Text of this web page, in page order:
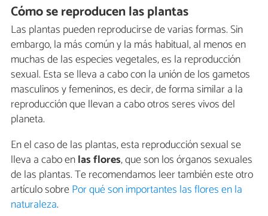
Cómo se reproducen las plantas
Las plantas pueden reproducirse de varias formas. Sin
embargo, la más común y la más habitual, al menos en
muchas de las especies vegetales, es la reproducción
sexual. Esta se lleva a cabo con la unión de los gametos
masculinos y femeninos, es decir, de forma similar a la
reproducción que llevan a cabo otros seres vivos del
planeta.
En el caso de las plantas, esta reproducción sexual se
lleva a cabo enlas flores, que son los órganos sexuales
de las plantas. Te recomendamos leer también este otro
artículo sobrePor qué son importantes las flores en la
naturaleza.